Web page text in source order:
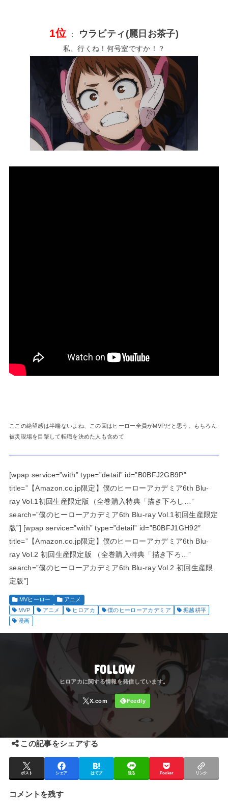
1位 ： ウラビティ(麗日お茶子)
私、行くね！何号室ですか！？
ここの絶望感は半端ないよね、この回はヒーロー全員がMVPだと思う。もちろん
被災現場を目撃して転職を決めた人も含めて
[wpap service=”with” type=”detail” id=”B0BFJ2GB9P”
title=”【Amazon.co.jp限定】僕のヒーローアカデミア6th Blu-
ray Vol.1初回生産限定版（全巻購入特典「描き下ろし…”
search=”僕のヒーローアカデミア6th Blu-ray Vol.1初回生産限定
版”] [wpap service=”with” type=”detail” id=”B0BFJ1GH92″
title=”【Amazon.co.jp限定】僕のヒーローアカデミア6th Blu-
ray Vol.2 初回生産限定版 （全巻購入特典「描き下ろ…”
search=”僕のヒーローアカデミア6th Blu-ray Vol.2 初回生産限
定版”]
MVヒーロー
アニメ
MVP
アニメ ヒロアカ 僕のヒーローアカデミア
堀越耕平
漫画
FOLLOW
この記事をシェアする
ポスト シェア はてブ 送る Pocket リンク
コメントを残す